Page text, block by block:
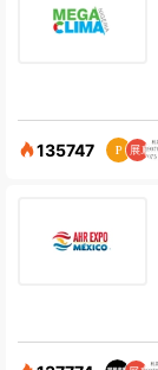
135747